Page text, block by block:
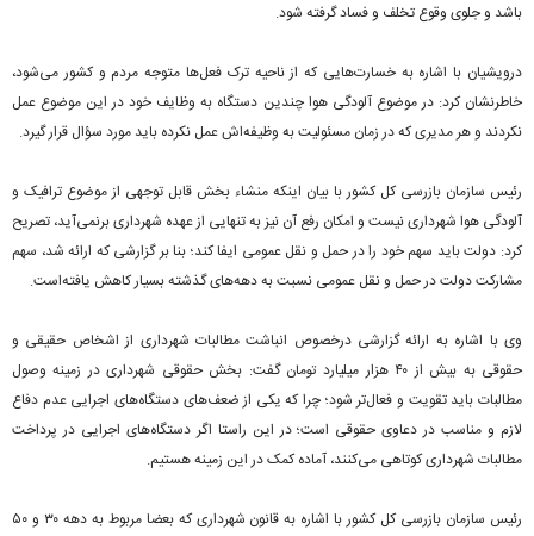
باشد و جلوی وقوع تخلف و فساد گرفته شود.
درویشیان با اشاره به خسارت‌هایی که از ناحیه ترک فعل‌ها متوجه مردم و کشور می‌شود،
خاطرنشان کرد: در موضوع آلودگی هوا چندین دستگاه به وظایف خود در این موضوع عمل
نکردند و هر مدیری که در زمان مسئولیت به وظیفه‌اش عمل نکرده باید مورد سؤال قرار گیرد.
رئیس سازمان بازرسی کل کشور با بیان اینکه منشاء بخش قابل توجهی از موضوع ترافیک و
آلودگی هوا شهرداری نیست و امکان رفع آن نیز به تنهایی از عهده شهرداری برنمی‌آید، تصریح
کرد: دولت باید سهم خود را در حمل و نقل عمومی ایفا کند؛ بنا بر گزارشی که ارائه شد، سهم
مشارکت دولت در حمل و نقل عمومی نسبت به دهه‌های گذشته بسیار کاهش یافته‌است.
وی با اشاره به ارائه گزارشی درخصوص انباشت مطالبات شهرداری از اشخاص حقیقی و
حقوقی به بیش از ۴۰ هزار میلیارد تومان گفت: بخش حقوقی شهرداری در زمینه وصول
مطالبات باید تقویت و فعال‌تر شود؛ چرا که یکی از ضعف‌های دستگاه‌های اجرایی عدم دفاع
لازم و مناسب در دعاوی حقوقی است؛ در این راستا اگر دستگاه‌های اجرایی در پرداخت
مطالبات شهرداری کوتاهی می‌کنند، آماده کمک در این زمینه هستیم.
رئیس سازمان بازرسی کل کشور با اشاره به قانون شهرداری که بعضا مربوط به دهه ۳۰ و ۵۰